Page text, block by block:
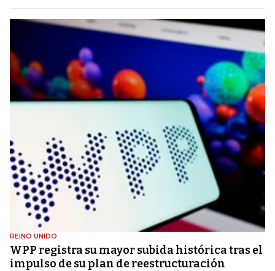
REINO UNIDO
WPP registra su mayor subida histórica tras el
impulso de su plan de reestructuración